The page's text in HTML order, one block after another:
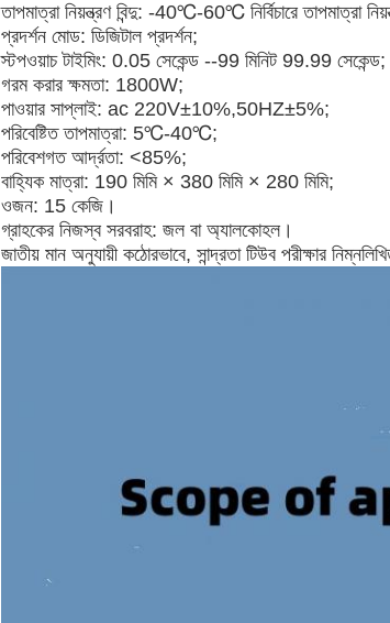
তাপমাত্রা নিয়ন্ত্রণ বিন্দু: -40℃-60℃ নির্বিচারে তাপমাত্রা
প্রদর্শন মোড: ডিজিটাল প্রদর্শন;
স্টপওয়াচ টাইমিং: 0.05 সেকেন্ড --99 মিনিট 99.99 সেকেন্ড;
গরম করার ক্ষমতা: 1800W;
পাওয়ার সাপ্লাই: ac 220V±10%,50HZ±5%;
পরিবেষ্টিত তাপমাত্রা: 5℃-40℃;
পরিবেশগত আর্দ্রতা: <85%;
বাহ্যিক মাত্রা: 190 মিমি × 380 মিমি × 280 মিমি;
ওজন: 15 কেজি।
গ্রাহকের নিজস্ব সরবরাহ: জল বা অ্যালকোহল।
জাতীয় মান অনুযায়ী কঠোরভাবে, সান্দ্রতা টিউব পরীক্ষার